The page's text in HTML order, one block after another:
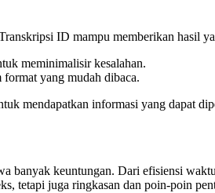
ID mampu memberikan hasil
meminimalisir kesalahan.
yang mudah dibaca.
mendapatkan informasi yang dapat
banyak keuntungan. Dari efisiensi
tetapi juga ringkasan dan poin-poin